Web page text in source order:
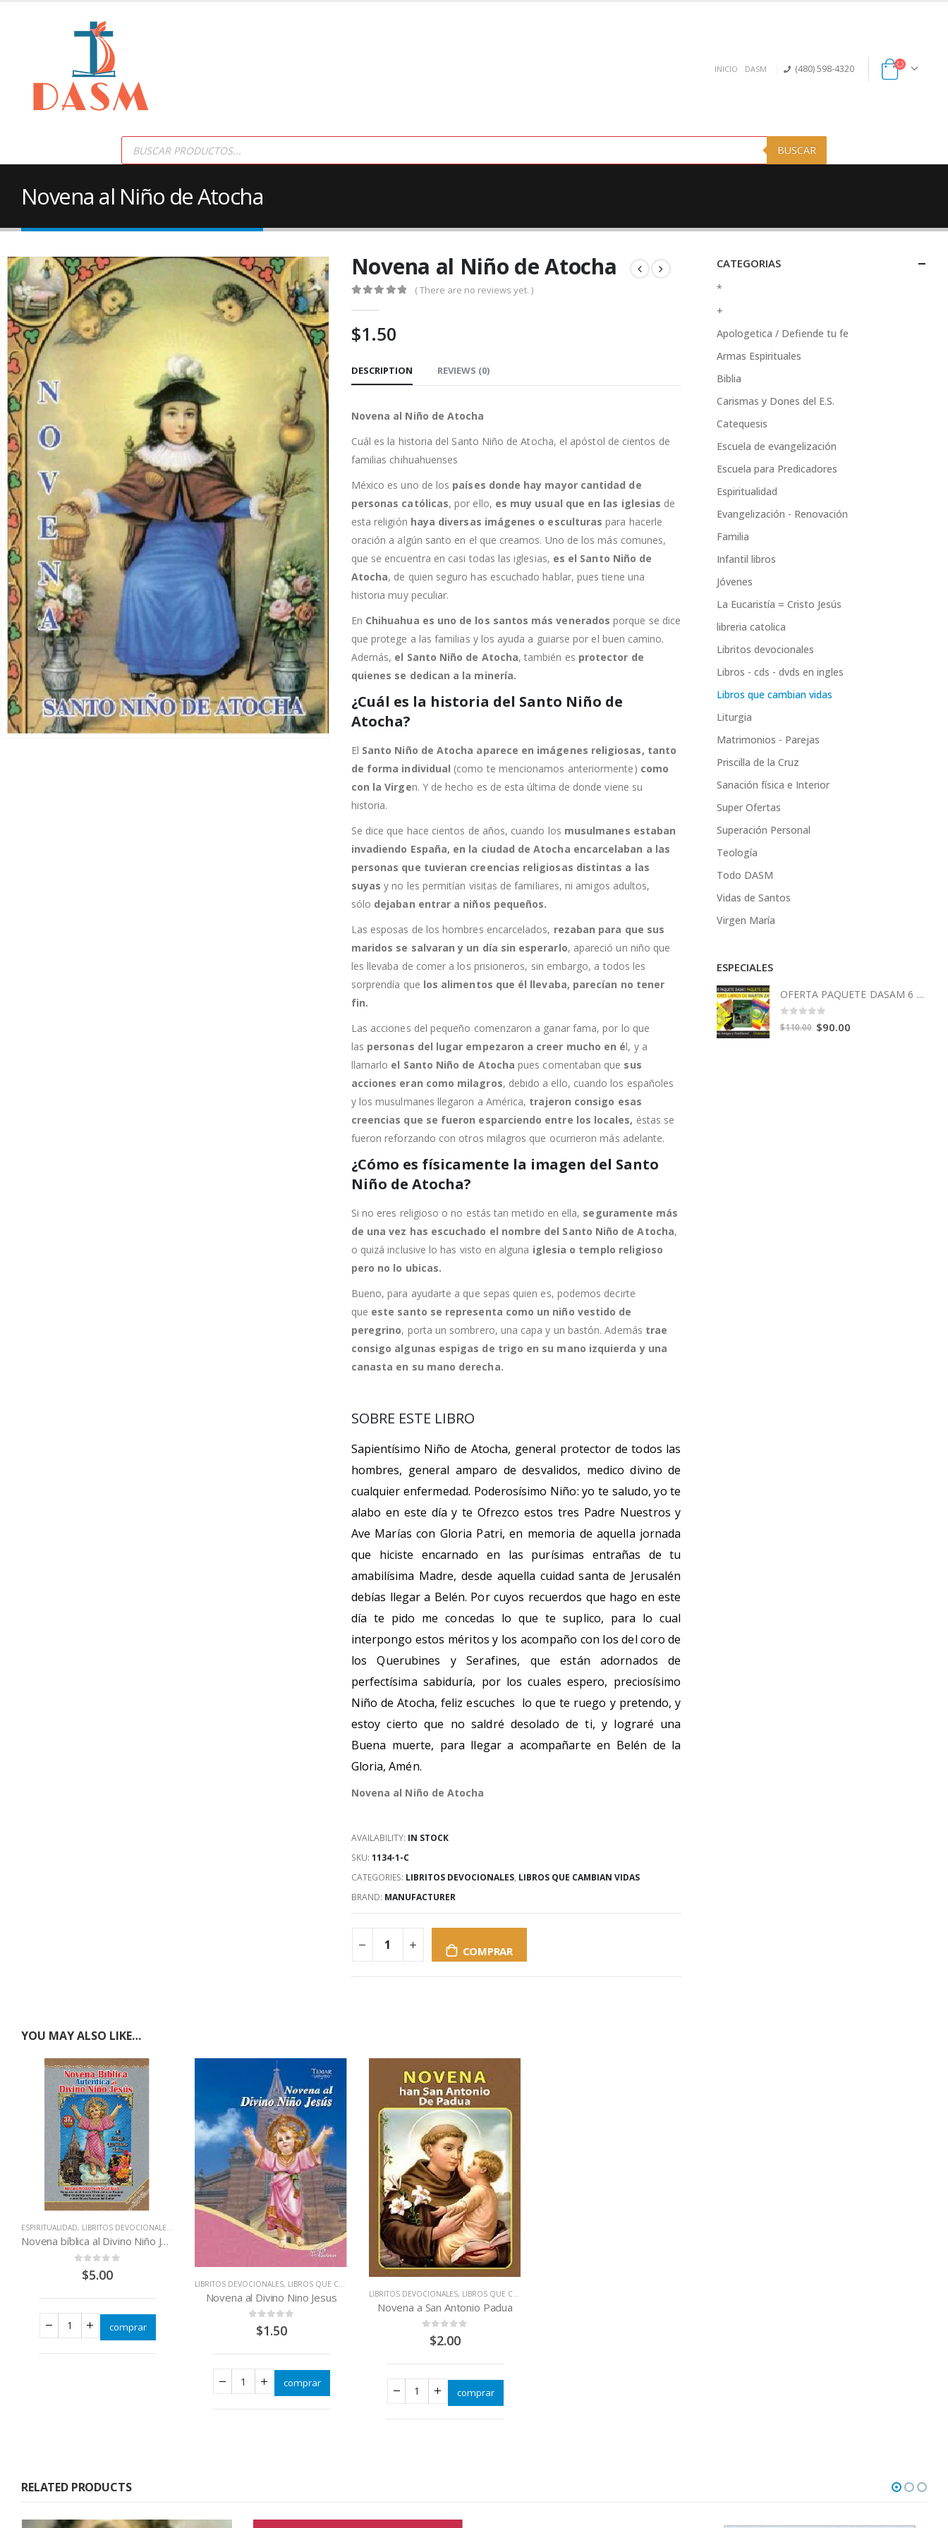
INICIO DASM (480) 598-4320
Products
search BUSCAR
Novena al Niño de Atocha
Novena al Niño de Atocha
( There are no reviews yet. )
$1.50
DESCRIPTION REVIEWS (0)
Novena al Niño de Atocha
Cuál es la historia del Santo Niño de Atocha, el apóstol de cientos de
familias chihuahuenses
México es uno de los países donde hay mayor cantidad de
personas católicas, por ello, es muy usual que en las iglesias de
esta religión haya diversas imágenes o esculturas para hacerle
oración a algún santo en el que creamos. Uno de los más comunes,
que se encuentra en casi todas las iglesias, es el Santo Niño de
Atocha, de quien seguro has escuchado hablar, pues tiene una
historia muy peculiar.
En Chihuahua es uno de los santos más veneradosporque se dice
que protege a las familias y los ayuda a guiarse por el buen camino.
Además, el Santo Niño de Atocha, también es protector de
quienes se dedican a la minería.
¿Cuál es la historia del Santo Niño de
Atocha?
El Santo Niño de Atocha aparece en imágenes religiosas, tanto
de forma individual (como te mencionamos anteriormente) como
con la Virgen. Y de hecho es de esta última de donde viene su
historia.
Se dice que hace cientos de años, cuando los musulmanes estaban
invadiendo España, en la ciudad de Atocha encarcelaban a las
personas que tuvieran creencias religiosas distintas a las
suyas y no les permitían visitas de familiares, ni amigos adultos,
sólo dejaban entrar a niños pequeños.
Las esposas de los hombres encarcelados, rezaban para que sus
maridos se salvaran y un día sin esperarlo, apareció un niño que
les llevaba de comer a los prisioneros, sin embargo, a todos les
sorprendía que los alimentos que él llevaba, parecían no tener
fin.
Las acciones del pequeño comenzaron a ganar fama, por lo que
las personas del lugar empezaron a creer mucho en él, y a
llamarlo el Santo Niño de Atocha pues comentaban que sus
acciones eran como milagros, debido a ello, cuando los españoles
y los musulmanes llegaron a América, trajeron consigo esas
creencias que se fueron esparciendo entre los locales, éstas se
fueron reforzando con otros milagros que ocurrieron más adelante.
¿Cómo es físicamente la imagen del Santo
Niño de Atocha?
Si no eres religioso o no estás tan metido en ella, seguramente más
de una vez has escuchado el nombre del Santo Niño de Atocha,
o quizá inclusive lo has visto en alguna iglesia o templo religioso
pero no lo ubicas.
Bueno, para ayudarte a que sepas quien es, podemos decirte
que este santo se representa como un niño vestido de
peregrino, porta un sombrero, una capa y un bastón. Además trae
consigo algunas espigas de trigo en su mano izquierda y una
canasta en su mano derecha.
SOBRE ESTE LIBRO
Sapientísimo Niño de Atocha, general protector de todos las
hombres, general amparo de desvalidos, medico divino de
cualquier enfermedad. Poderosísimo Niño: yo te saludo, yo te
alabo en este día y te Ofrezco estos tres Padre Nuestros y
Ave Marías con Gloria Patri, en memoria de aquella jornada
que hiciste encarnado en las purísimas entrañas de tu
amabilísima Madre, desde aquella cuidad santa de Jerusalén
debías llegar a Belén. Por cuyos recuerdos que hago en este
día te pido me concedas lo que te suplico, para lo cual
interpongo estos méritos y los acompaño con los del coro de
los Querubines y Serafines, que están adornados de
perfectísima sabiduría, por los cuales espero, preciosísimo
Niño de Atocha, feliz escuches lo que te ruego y pretendo, y
estoy cierto que no saldré desolado de ti, y lograré una
Buena muerte, para llegar a acompañarte en Belén de la
Gloria, Amén.
Novena al Niño de Atocha
AVAILABILITY: IN STOCK
SKU: 1134-1-C
CATEGORIES: LIBRITOS DEVOCIONALES, LIBROS QUE CAMBIAN VIDAS
BRAND: MANUFACTURER
COMPRAR
YOU MAY ALSO LIKE…
ESPIRITUALIDAD, LIBRITOS DEVOCIONALES , LIBROS QUE CAMBIAN VIDAS
Novena bíblica al Divino Niño Jesús
out of 5
$5.00
comprar
LIBRITOS DEVOCIONALES, LIBROS QUE CAMBIAN VIDAS
Novena al Divino Nino Jesus
out of 5
$1.50
comprar
LIBRITOS DEVOCIONALES, LIBROS QUE CAMBIAN VIDAS
Novena a San Antonio Padua
out of 5
$2.00
comprar
CATEGORIAS
*
+
Apologetica / Defiende tu fe
Armas Espirituales
Biblia
Carismas y Dones del E.S.
Catequesis
Escuela de evangelización
Escuela para Predicadores
Espiritualidad
Evangelización - Renovación
Familia
Infantil libros
Jóvenes
La Eucaristía = Cristo Jesús
libreria catolica
Libritos devocionales
Libros - cds - dvds en ingles
Libros que cambian vidas
Liturgia
Matrimonios - Parejas
Priscilla de la Cruz
Sanación física e Interior
Super Ofertas
Superación Personal
Teología
Todo DASM
Vidas de Santos
Virgen María
ESPECIALES
OFERTA PAQUETE DASAM 6 Libros
0 out of 5
$110.00 Original
$90.00Current
RELATED PRODUCTS